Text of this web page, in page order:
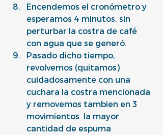
Encendemos el cronómetro y
esperamos 4 minutos, sin
perturbar la costra de café
con agua que se generó.
Pasado dicho tiempo,
revolvemos (quitamos)
cuidadosamente con una
cuchara la costra mencionada
y removemos tambien en 3
movimientos  la mayor
cantidad de espuma